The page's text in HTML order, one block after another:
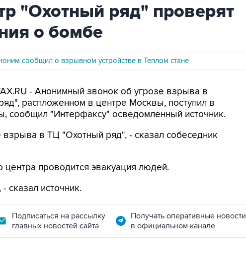
"Охотный ряд" проверят
о бомбе
сообщил о взрывном устройстве в Теплом стане
- Анонимный звонок об угрозе взрыва в
распложенном в центре Москвы, поступил в
сообщил "Интерфаксу" осведомленный источник.
взрыва в ТЦ "Охотный ряд", - сказал собеседник
центра проводится эвакуация людей.
сказал источник.
Подписаться на рассылку
главных новостей сайта
Получать оперативные новости
в официальном канале